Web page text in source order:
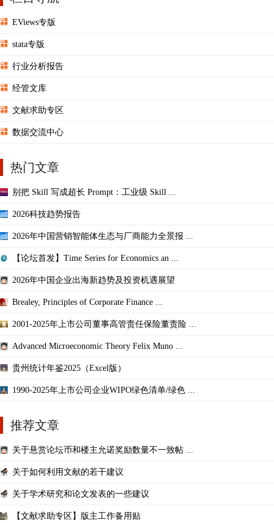
EViews专版
stata专版
行业分析报告
经管文库
文献求助专区
数据交流中心
热门文章
别把 Skill 写成超长 Prompt：工业级 Skill ...
2026科技趋势报告
2026年中国营销智能体生态与厂商能力全景报 ...
【论坛首发】Time Series for Economics an ...
2026年中国企业出海新趋势及投资机遇展望
Brealey, Principles of Corporate Finance ...
2001-2025年上市公司董事高管责任保险董责险 ...
Advanced Microeconomic Theory Felix Muno ...
贵州统计年鉴2025（Excel版）
1990-2025年上市公司企业WIPO绿色清单/绿色 ...
推荐文章
关于悬赏论坛币和楼主允诺奖励数量不一致帖 ...
关于如何利用文献的若干建议
关于学术研究和论文发表的一些建议
【文献求助专区】版主工作备用贴